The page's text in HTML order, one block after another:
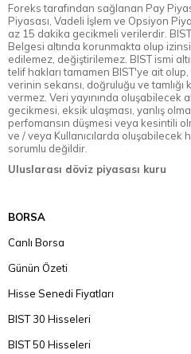
Foreks tarafından sağlanan Pay
Piyasası, Vadeli İşlem ve Opsiyon
az 15 dakika gecikmeli verilerdir.
Belgesi altında korunmakta olup
edilemez, değiştirilemez. BIST ismi
telif hakları tamamen BIST'ye ait
verinin sekansı, doğruluğu ve
vermez. Veri yayınında oluşabilecek
gecikmesi, eksik ulaşması, yanlış
perfomansın düşmesi veya kesintili
ve / veya Kullanıcılarda oluşabilecek
sorumlu değildir.
Uluslarası döviz piyasası kuru
BORSA
Canlı Borsa
Günün Özeti
Hisse Senedi Fiyatları
BIST 30 Hisseleri
BIST 50 Hisseleri